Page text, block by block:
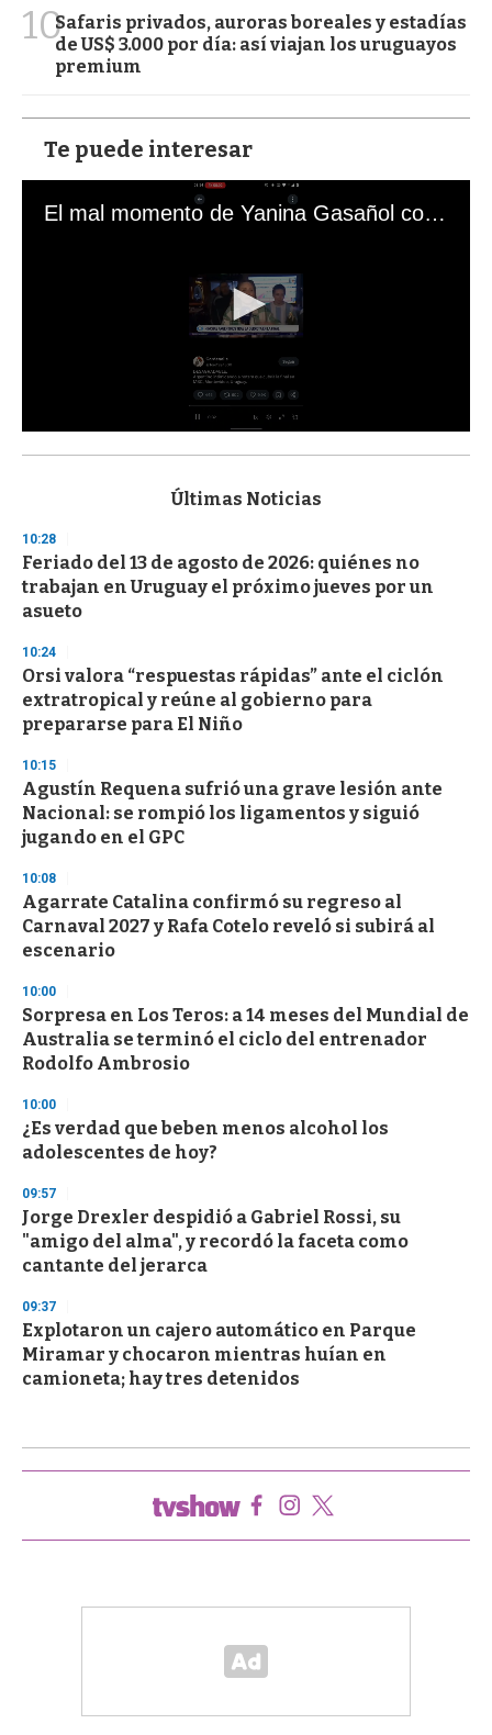
10Safaris privados, auroras boreales y estadías
de US$ 3.000 por día: así viajan los uruguayos
premium
Te puede interesar
El mal momento de Yanina Gasañol con un hincha argentino en "Subrayado"
s
d
s
o
f
3
s
e
c
o
n
d
Últimas Noticias
10:28
Feriado del 13 de agosto de 2026: quiénes no
trabajan en Uruguay el próximo jueves por un
asueto
10:24
Orsi valora “respuestas rápidas” ante el ciclón
extratropical y reúne al gobierno para
prepararse para El Niño
10:15
Agustín Requena sufrió una grave lesión ante
Nacional: se rompió los ligamentos y siguió
jugando en el GPC
10:08
Agarrate Catalina confirmó su regreso al
Carnaval 2027 y Rafa Cotelo reveló si subirá al
escenario
10:00
Sorpresa en Los Teros: a 14 meses del Mundial de
Australia se terminó el ciclo del entrenador
Rodolfo Ambrosio
10:00
¿Es verdad que beben menos alcohol los
adolescentes de hoy?
09:57
Jorge Drexler despidió a Gabriel Rossi, su
"amigo del alma", y recordó la faceta como
cantante del jerarca
09:37
Explotaron un cajero automático en Parque
Miramar y chocaron mientras huían en
camioneta; hay tres detenidos